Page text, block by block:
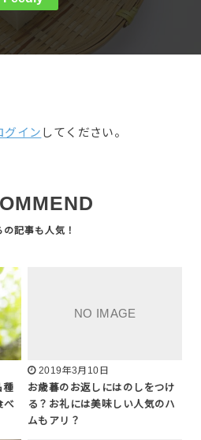
グイン してください。
種
べ
2019年3月10日
お歳暮のお返しにはのしをつけ
る？お礼には美味しい人気のハ
ムもアリ？